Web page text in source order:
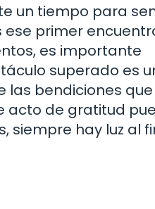
un tiempo para
primer
es importante
superado es
las bendiciones
acto de gratitud
siempre hay luz al